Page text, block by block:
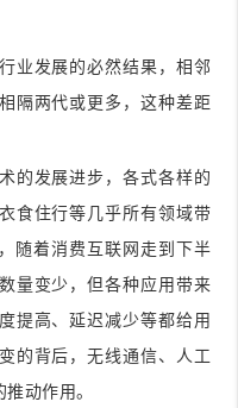
业发展的必然结果，相邻
隔两代或更多，这种差距
的发展进步，各式各样的
食住行等几乎所有领域带
随着消费互联网走到下半
量变少，但各种应用带来
提高、延迟减少等都给用
的背后，无线通信、人工
动作用。